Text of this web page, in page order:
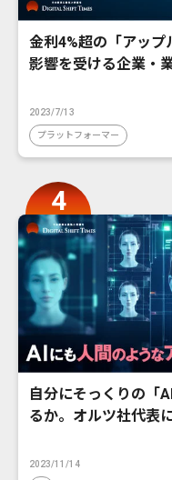
金利4%超の「アップ
影響を受ける企業・
2023/7/13
プラットフォーマー
自分にそっくりの「
るか。オルツ社代表
2023/11/14